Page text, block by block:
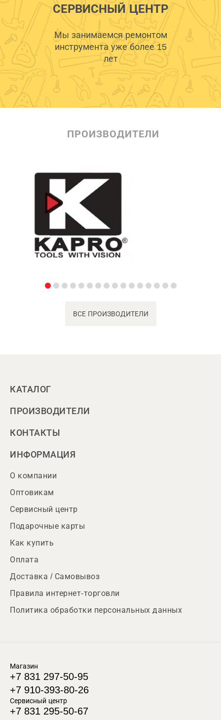
СЕРВИСНЫЙ ЦЕНТР
Мы занимаемся ремонтом
инструмента уже более 15
лет
ПРОИЗВОДИТЕЛИ
ВСЕ ПРОИЗВОДИТЕЛИ
КАТАЛОГ
ПРОИЗВОДИТЕЛИ
КОНТАКТЫ
ИНФОРМАЦИЯ
О компании
Оптовикам
Сервисный центр
Подарочные карты
Как купить
Оплата
Доставка / Самовывоз
Правила интернет-торговли
Политика обработки персональных данных
Магазин
+7 831 297-50-95
+7 910-393-80-26
Сервисный центр
+7 831 295-50-67